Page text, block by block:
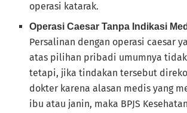
operasi katarak.
Operasi Caesar Tanpa Indikasi
Persalinan dengan operasi caesar
atas pilihan pribadi umumnya
tetapi, jika tindakan tersebut
dokter karena alasan medis yang
ibu atau janin, maka BPJS